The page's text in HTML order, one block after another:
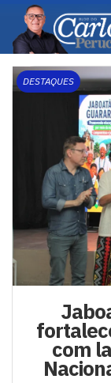
DESTAQUES
com